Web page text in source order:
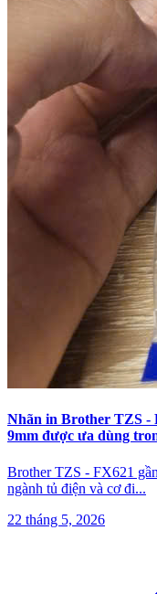
Nhãn in Brother TZS -
9mm được ưa dùng
Brother TZS - FX621
ngành tủ điện và cơ đi...
22 tháng 5, 2026